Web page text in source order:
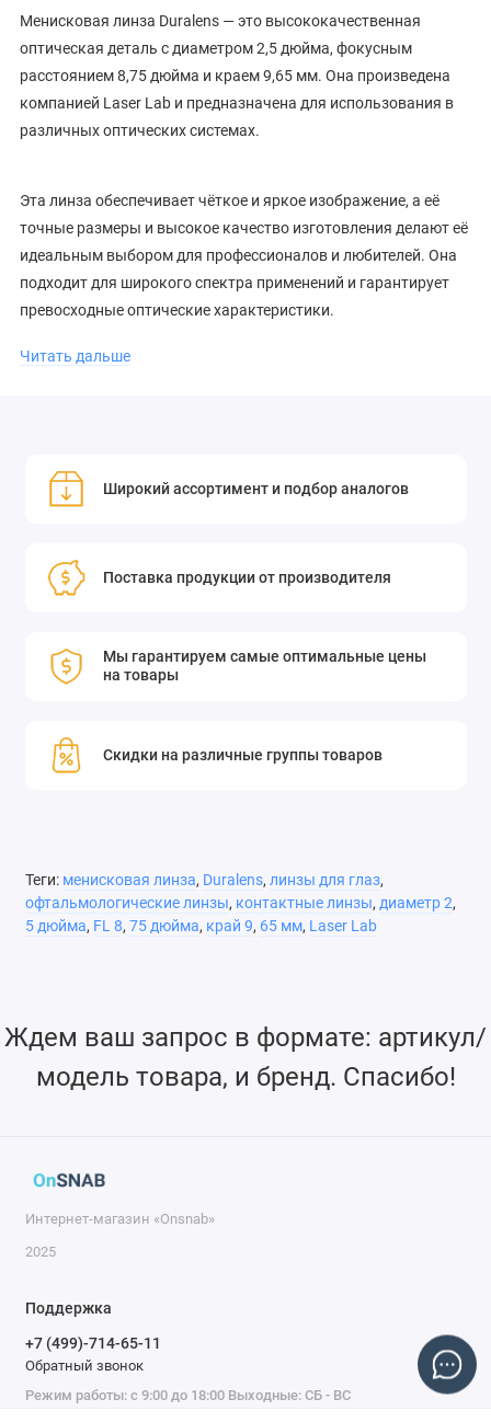
Менисковая линза Duralens — это высококачественная
оптическая деталь с диаметром 2,5 дюйма, фокусным
расстоянием 8,75 дюйма и краем 9,65 мм. Она произведена
компанией Laser Lab и предназначена для использования в
различных оптических системах.
Эта линза обеспечивает чёткое и яркое изображение, а её
точные размеры и высокое качество изготовления делают её
идеальным выбором для профессионалов и любителей. Она
подходит для широкого спектра применений и гарантирует
превосходные оптические характеристики.
Читать дальше
Широкий ассортимент и подбор аналогов
Поставка продукции от производителя
Мы гарантируем самые оптимальные цены
на товары
Скидки на различные группы товаров
Теги: менисковая линза, Duralens, линзы для глаз,
офтальмологические линзы, контактные линзы, диаметр 2,
5 дюйма, FL 8, 75 дюйма, край 9, 65 мм, Laser Lab
Ждем ваш запрос в формате: артикул/
модель товара, и бренд. Спасибо!
Интернет-магазин «Onsnab»
2025
Поддержка
+7 (499)-714-65-11
Обратный звонок
Режим работы: с 9:00 до 18:00 Выходные: СБ - ВС